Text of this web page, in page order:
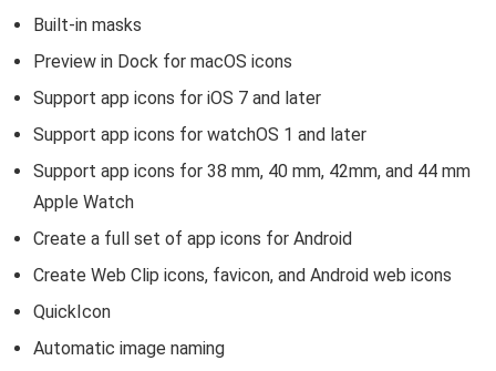
Built-in masks
Preview in Dock for macOS icons
Support app icons for iOS 7 and later
Support app icons for watchOS 1 and later
Support app icons for 38 mm, 40 mm, 42mm, and 44 mm
Apple Watch
Create a full set of app icons for Android
Create Web Clip icons, favicon, and Android web icons
QuickIcon
Automatic image naming